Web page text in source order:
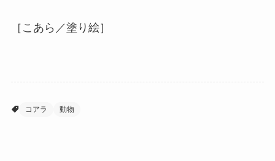
［こあら／塗り絵］
コアラ 動物